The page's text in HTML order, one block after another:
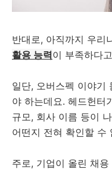
반대로, 아직까지 우리
활용 능력이 부족하다
일단, 오버스펙 이야기
야 하는데요. 헤드헌터
규모, 회사 이름 등이
어떤지 전혀 확인할 수
주로, 기업이 올린 채